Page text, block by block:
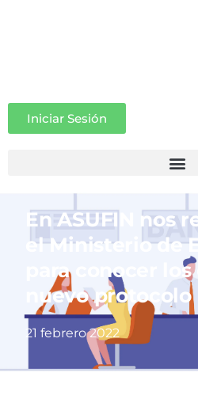
Iniciar Sesión
En ASUFIN nos
el Ministerio de
para conocer
nuevo
21 febrero 2022